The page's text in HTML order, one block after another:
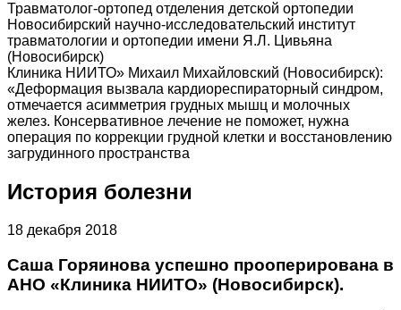
Травматолог-ортопед отделения детской ортопедии
Новосибирский научно-исследовательский институт
травматологии и ортопедии имени Я.Л. Цивьяна
(Новосибирск)
Клиника НИИТО» Михаил Михайловский (Новосибирск):
«Деформация вызвала кардиореспираторный синдром,
отмечается асимметрия грудных мышц и молочных
желез. Консервативное лечение не поможет, нужна
операция по коррекции грудной клетки и восстановлению
загрудинного пространства
История болезни
18 декабря 2018
Саша Горяинова успешно прооперирована в
АНО «Клиника НИИТО» (Новосибирск).